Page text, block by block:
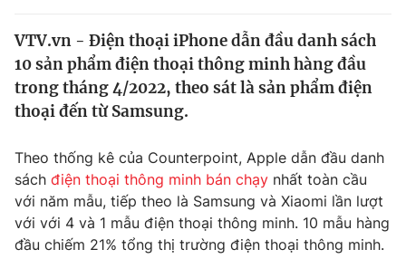
Thế giới
Tin tức
Thế giới đó đây
Câu chuyện quốc tế
Tài chính
Thị trường
Góc doanh nghiệp
Dữ liệu và đời sống
Truyền hình
VTV.vn - Điện thoại iPhone dẫn đầu danh sách
10 sản phẩm điện thoại thông minh hàng đầu
trong tháng 4/2022, theo sát là sản phẩm điện
thoại đến từ Samsung.
Theo thống kê của Counterpoint, Apple dẫn đầu danh
sách điện thoại thông minh bán chạy nhất toàn cầu
với năm mẫu, tiếp theo là Samsung và Xiaomi lần lượt
với với 4 và 1 mẫu điện thoại thông minh. 10 mẫu hàng
đầu chiếm 21% tổng thị trường điện thoại thông minh.